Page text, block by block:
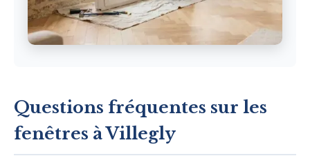
Questions fréquentes sur les
fenêtres à Villegly